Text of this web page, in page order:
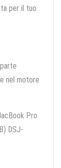
per il tuo
nel motore
Pro
DSJ-